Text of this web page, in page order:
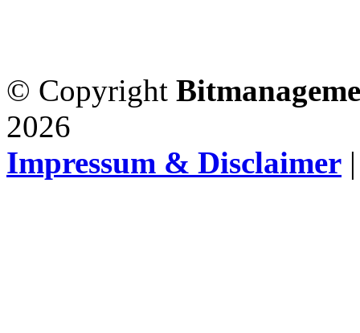
© Copyright
2026
Impressum & Disclaimer